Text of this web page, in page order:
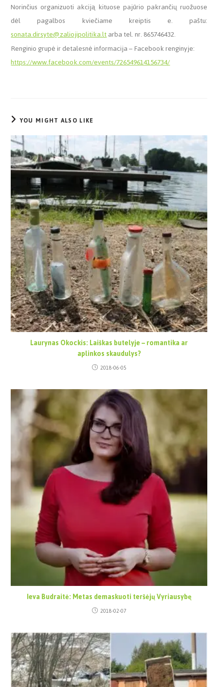
Norinčius organizuoti akciją kituose pajūrio pakrančių ruožuose
dėl pagalbos kviečiame kreiptis e. paštu:
sonata.dirsyte@zaliojipolitika.ltarba tel. nr. 865746432.
Renginio grupė ir detalesnė informacija – Facebook renginyje:
https://www.facebook.com/events/726549614156734/
YOU MIGHT ALSO LIKE
Laurynas Okockis: Laiškas butelyje – romantika ar
aplinkos skaudulys?
2018-06-05
Ieva Budraitė: Metas demaskuoti teršėjų Vyriausybę
2018-02-07